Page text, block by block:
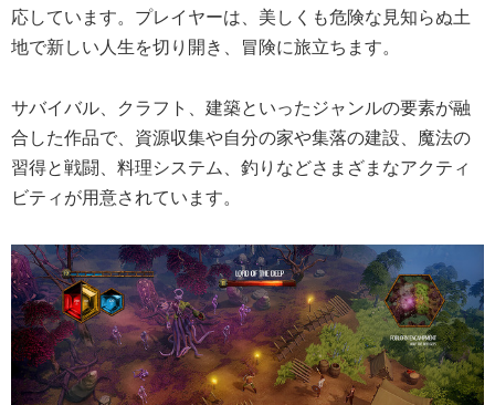
応しています。プレイヤーは、美しくも危険な見知らぬ土
地で新しい人生を切り開き、冒険に旅立ちます。
サバイバル、クラフト、建築といったジャンルの要素が融
合した作品で、資源収集や自分の家や集落の建設、魔法の
習得と戦闘、料理システム、釣りなどさまざまなアクティ
ビティが用意されています。